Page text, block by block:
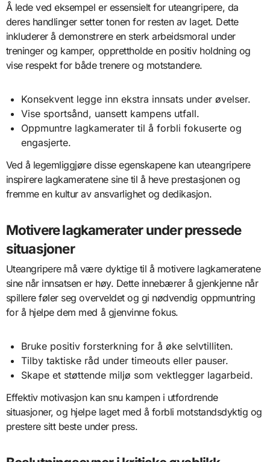
Å lede ved eksempel er essensielt for uteangripere, da
deres handlinger setter tonen for resten av laget. Dette
inkluderer å demonstrere en sterk arbeidsmoral under
treninger og kamper, opprettholde en positiv holdning og
vise respekt for både trenere og motstandere.
Konsekvent legge inn ekstra innsats under øvelser.
Vise sportsånd, uansett kampens utfall.
Oppmuntre lagkamerater til å forbli fokuserte og
engasjerte.
Ved å legemliggjøre disse egenskapene kan uteangripere
inspirere lagkameratene sine til å heve prestasjonen og
fremme en kultur av ansvarlighet og dedikasjon.
Motivere lagkamerater under pressede
situasjoner
Uteangripere må være dyktige til å motivere lagkameratene
sine når innsatsen er høy. Dette innebærer å gjenkjenne når
spillere føler seg overveldet og gi nødvendig oppmuntring
for å hjelpe dem med å gjenvinne fokus.
Bruke positiv forsterkning for å øke selvtilliten.
Tilby taktiske råd under timeouts eller pauser.
Skape et støttende miljø som vektlegger lagarbeid.
Effektiv motivasjon kan snu kampen i utfordrende
situasjoner, og hjelpe laget med å forbli motstandsdyktig og
prestere sitt beste under press.